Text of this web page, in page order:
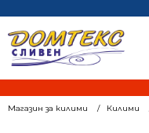
Магазин за килими Килими